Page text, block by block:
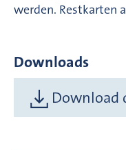
werden. Restkarten
Downloads
Download